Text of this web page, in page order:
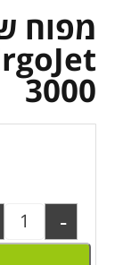
מפוח
3000
-